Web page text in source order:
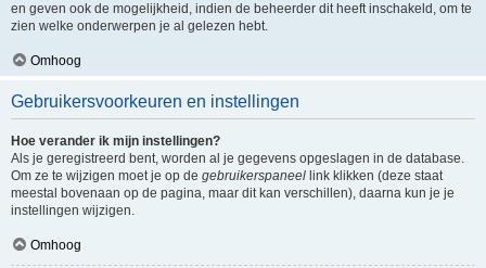
en geven ook de mogelijkheid, indien de beheerder dit heeft inschakeld, om te
zien welke onderwerpen je al gelezen hebt.
Omhoog
Gebruikersvoorkeuren en instellingen
Hoe verander ik mijn instellingen?
Als je geregistreerd bent, worden al je gegevens opgeslagen in de database.
Om ze te wijzigen moet je op de gebruikerspaneel link klikken (deze staat
meestal bovenaan op de pagina, maar dit kan verschillen), daarna kun je je
instellingen wijzigen.
Omhoog